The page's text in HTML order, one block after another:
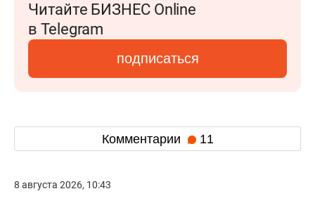
Читайте БИЗНЕС Online
в Telegram
подписаться
Комментарии 11
8 августа 2026, 10:43